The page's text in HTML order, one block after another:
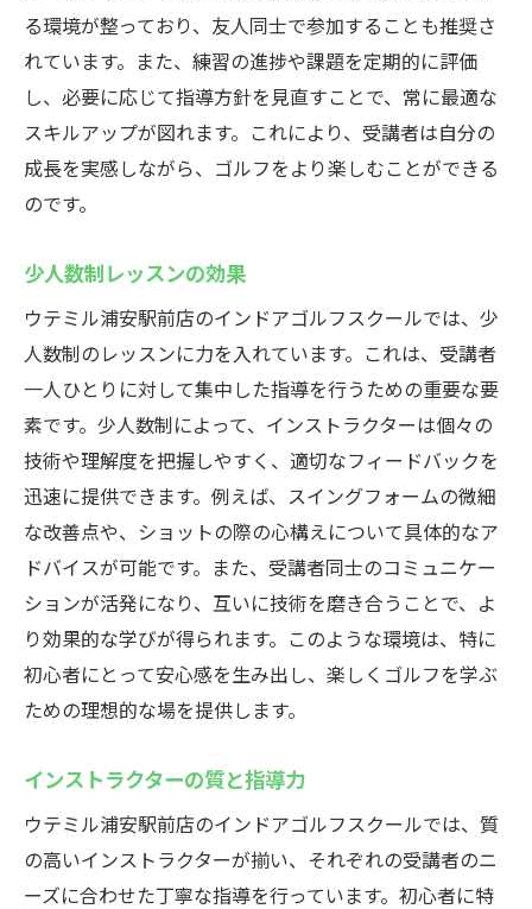
る環境が整っており、友人同士で参加することも推奨さ
れています。また、練習の進捗や課題を定期的に評価
し、必要に応じて指導方針を見直すことで、常に最適な
スキルアップが図れます。これにより、受講者は自分の
成長を実感しながら、ゴルフをより楽しむことができる
のです。
少人数制レッスンの効果
ウテミル浦安駅前店のインドアゴルフスクールでは、少
人数制のレッスンに力を入れています。これは、受講者
一人ひとりに対して集中した指導を行うための重要な要
素です。少人数制によって、インストラクターは個々の
技術や理解度を把握しやすく、適切なフィードバックを
迅速に提供できます。例えば、スイングフォームの微細
な改善点や、ショットの際の心構えについて具体的なア
ドバイスが可能です。また、受講者同士のコミュニケー
ションが活発になり、互いに技術を磨き合うことで、よ
り効果的な学びが得られます。このような環境は、特に
初心者にとって安心感を生み出し、楽しくゴルフを学ぶ
ための理想的な場を提供します。
インストラクターの質と指導力
ウテミル浦安駅前店のインドアゴルフスクールでは、質
の高いインストラクターが揃い、それぞれの受講者のニ
ーズに合わせた丁寧な指導を行っています。初心者に特